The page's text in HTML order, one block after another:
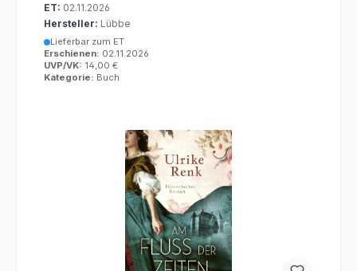
ET: 02.11.2026
Hersteller: Lübbe
Lieferbar zum ET
Erschienen: 02.11.2026
UVP/VK: 14,00 €
Kategorie: Buch